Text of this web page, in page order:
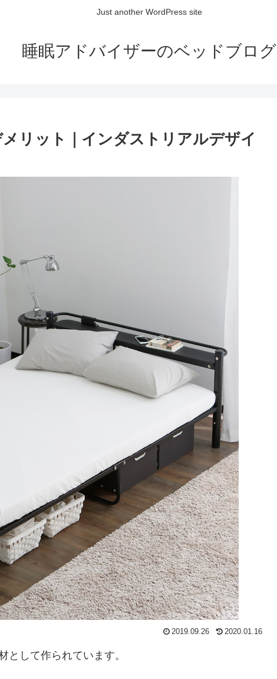
Just another WordPress site
睡眠アドバイザーのベッドブログ
リット｜インダストリアルデザイ
2019.09.26 2020.01.16
として作られています。